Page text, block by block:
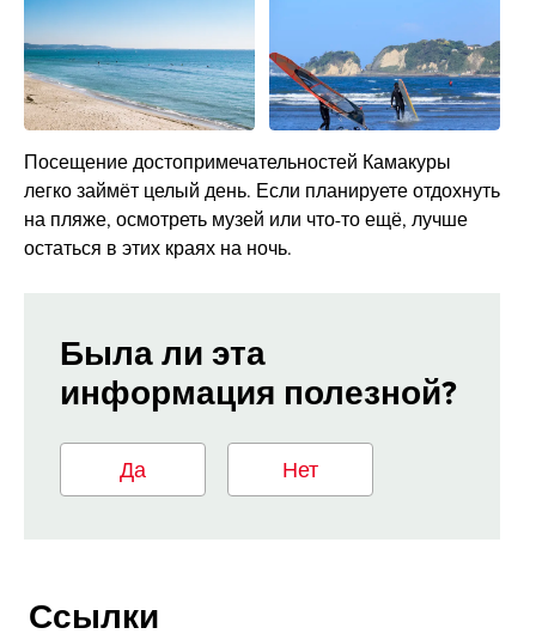
Посещение достопримечательностей Камакуры
легко займёт целый день. Если планируете отдохнуть
на пляже, осмотреть музей или что-то ещё, лучше
остаться в этих краях на ночь.
Была ли эта
информация полезной?
Да Нет
Ссылки